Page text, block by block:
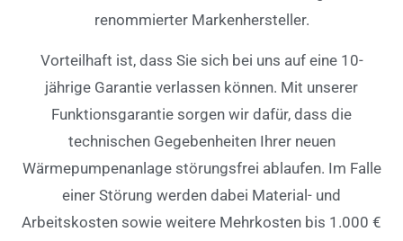
renommierter Markenhersteller.
Vorteilhaft ist, dass Sie sich bei uns auf eine 10-
jährige Garantie verlassen können. Mit unserer
Funktionsgarantie sorgen wir dafür, dass die
technischen Gegebenheiten Ihrer neuen
Wärmepumpenanlage störungsfrei ablaufen. Im Falle
einer Störung werden dabei Material- und
Arbeitskosten sowie weitere Mehrkosten bis 1.000 €